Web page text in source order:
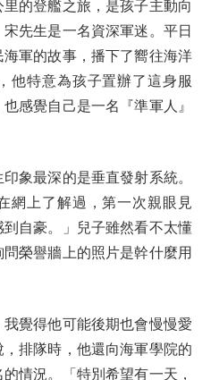
的登艦之旅，是孩子主動向
先生是一名資深軍迷。平日
軍的故事，播下了嚮往海洋
他特意為孩子置辦了這身服
感覺自己是一名『準軍人』
最深的是垂直發射系統。
網上了解過，第一次親眼見
自豪。」兒子雖然看不太懂
榮譽牆上的照片是幹什麼用
覺得他可能後期也會慢慢愛
，排隊時，他還向海軍學院的
情況。「特別希望有一天，